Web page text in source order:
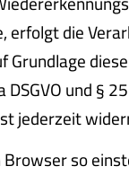
erfolgt die
Grundlage
und §
jederzeit
so